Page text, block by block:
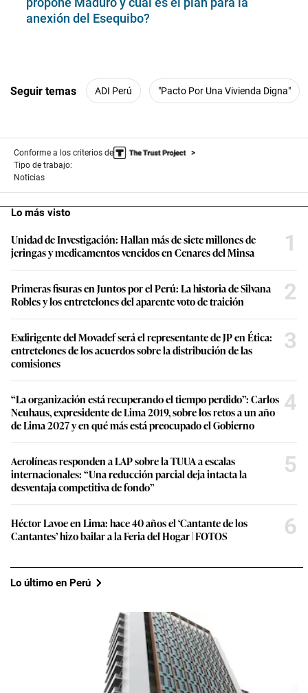
anexión del Esequibo?
Seguir temas ADI Perú "Pacto Por Una Vivienda Digna"
Conforme a los criterios de
Tipo de trabajo:
Noticias
Lo más visto
Unidad de Investigación: Hallan más de siete millones de
jeringas y medicamentos vencidos en Cenares del Minsa
1
Primeras fisuras en Juntos por el Perú: La historia de Silvana
Robles y los entretelones del aparente voto de traición
2
Exdirigente del Movadef será el representante de JP en Ética:
entretelones de los acuerdos sobre la distribución de las
comisiones
3
“La organización está recuperando el tiempo perdido”: Carlos
Neuhaus, expresidente de Lima 2019, sobre los retos a un año
de Lima 2027 y en qué más está preocupado el Gobierno
4
Aerolíneas responden a LAP sobre la TUUA a escalas
internacionales: “Una reducción parcial deja intacta la
desventaja competitiva de fondo”
5
Héctor Lavoe en Lima: hace 40 años el ‘Cantante de los
Cantantes’ hizo bailar a la Feria del Hogar | FOTOS
6
Lo último en Perú